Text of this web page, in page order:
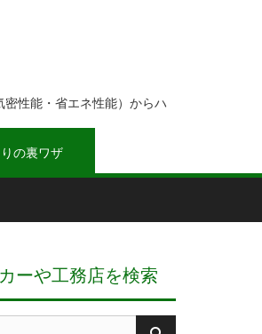
性能・省エネ性能）からハ
の裏ワザ
ーや工務店を検索